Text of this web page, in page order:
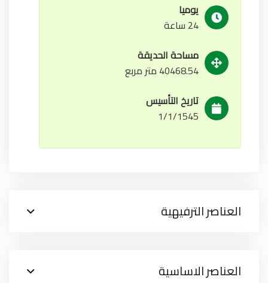
يوميا
24 ساعة
مساحة الحديقة
40468.54 متر مربع
تاريخ التأسيس
1/1/1545
العناصر الترفيهية
العناصر الاساسية